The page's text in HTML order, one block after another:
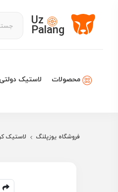
Uz
Palang
محصولات لاستیک دولتی
فروشگاه یوزپلنگ لاستیک